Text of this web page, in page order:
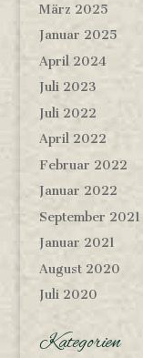
März 2025
Januar 2025
April 2024
Juli 2023
Juli 2022
April 2022
Februar 2022
Januar 2022
September 2021
Januar 2021
August 2020
Juli 2020
Kategorien